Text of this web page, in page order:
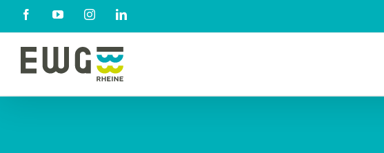
to
content
FacebookYouTubeInstagramLinkedIn